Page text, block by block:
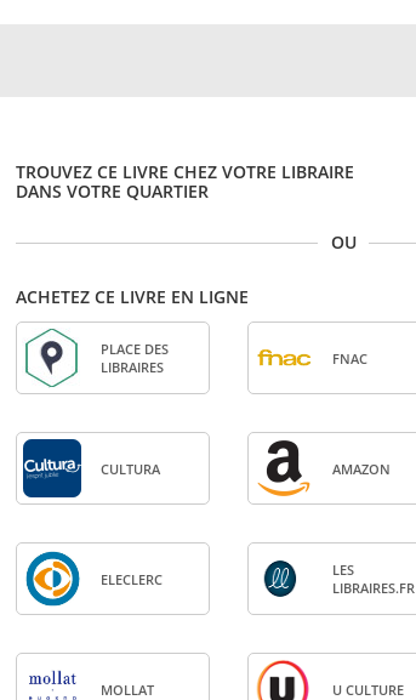
TROUVEZ CE LIVRE CHEZ VOTRE LIBRAIRE
DANS VOTRE QUARTIER
OU
ACHETEZ CE LIVRE EN LIGNE
PLACE DES
LIBRAIRES
FNAC
CULTURA AMA­ZON
ELE­CLERC
LES
LIBRAIRES.FR
MOL­LAT U CULTURE